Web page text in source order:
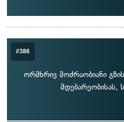
#386
ორმხრივ მოძრაობიანი
მდებარეობისას,